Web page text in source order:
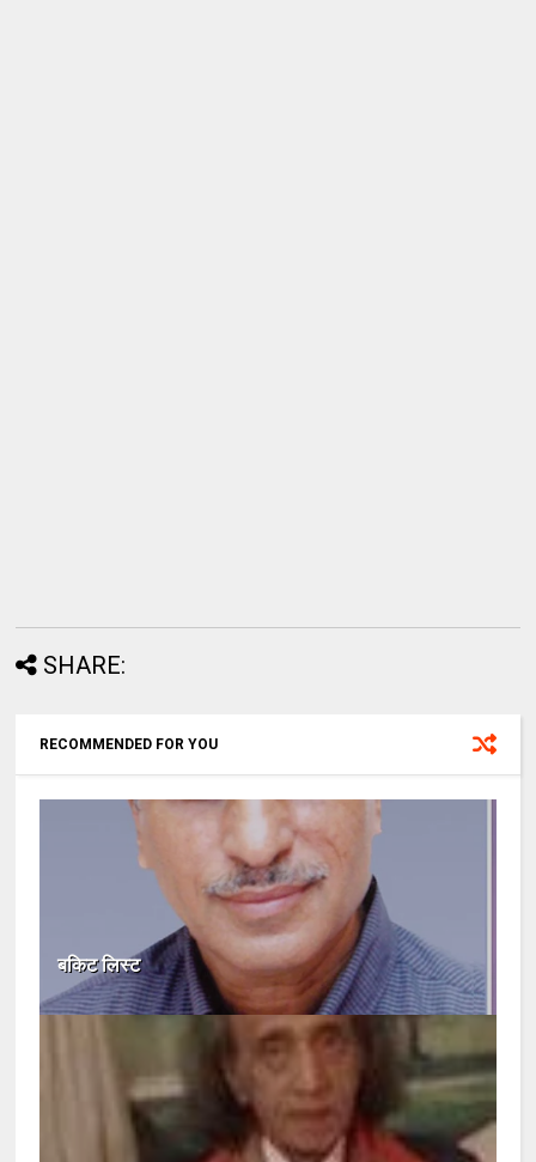
SHARE:
RECOMMENDED FOR YOU
बकिट लिस्ट